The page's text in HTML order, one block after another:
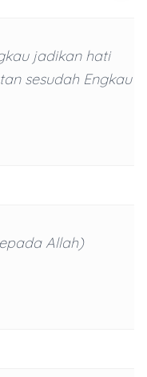
jadikan hati
sesudah Engkau
Allah)